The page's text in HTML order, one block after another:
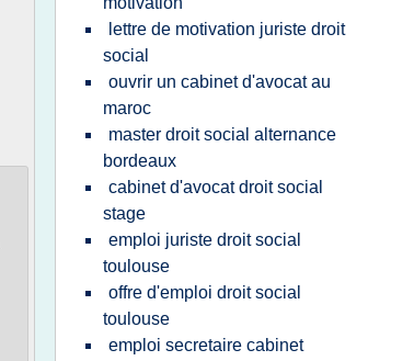
lettre de motivation juriste droit
social
ouvrir un cabinet d'avocat au
maroc
master droit social alternance
bordeaux
cabinet d'avocat droit social
stage
emploi juriste droit social
toulouse
offre d'emploi droit social
toulouse
emploi secretaire cabinet